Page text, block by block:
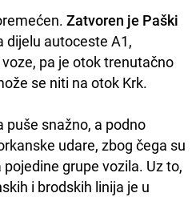
Zatvoren je Paški
dijelu autoceste A1,
pa je otok trenutačno
se niti na otok Krk.
puše snažno, a podno
udare, zbog čega su
grupe vozila. Uz to,
i brodskih linija je u